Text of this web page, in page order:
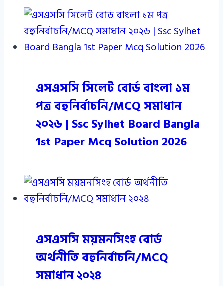
এসএসসি সিলেট বোর্ড বাংলা ১ম
পত্র বহুনির্বাচনি/MCQ সমাধান
২০২৬ | Ssc Sylhet Board Bangla
1st Paper Mcq Solution 2026
এসএসসি ময়মনসিংহ বোর্ড
অর্থনীতি বহুনির্বাচনি/MCQ
সমাধান ২০২৪